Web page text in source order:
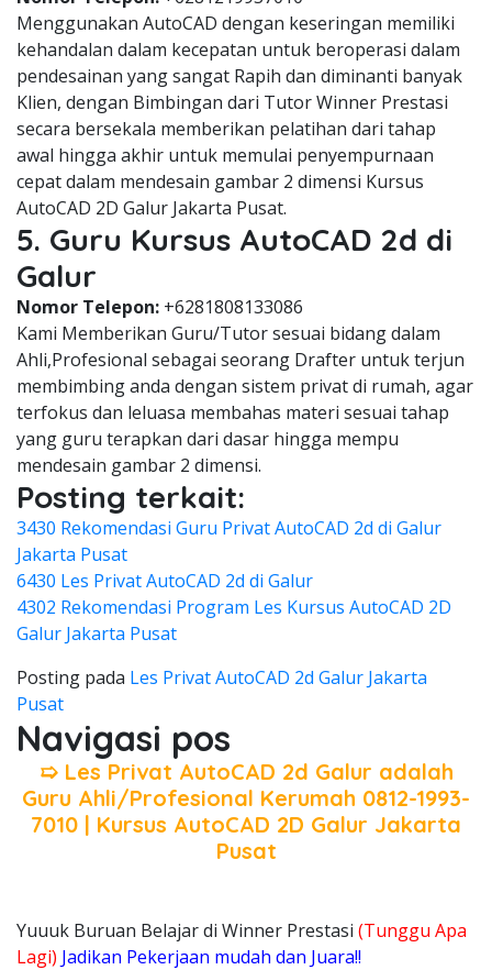
Menggunakan AutoCAD dengan keseringan memiliki
kehandalan dalam kecepatan untuk beroperasi dalam
pendesainan yang sangat Rapih dan diminanti banyak
Klien, dengan Bimbingan dari Tutor Winner Prestasi
secara bersekala memberikan pelatihan dari tahap
awal hingga akhir untuk memulai penyempurnaan
cepat dalam mendesain gambar 2 dimensi Kursus
AutoCAD 2D Galur Jakarta Pusat.
5. Guru Kursus AutoCAD 2d di
Galur
Nomor Telepon: +6281808133086
Kami Memberikan Guru/Tutor sesuai bidang dalam
Ahli,Profesional sebagai seorang Drafter untuk terjun
membimbing anda dengan sistem privat di rumah, agar
terfokus dan leluasa membahas materi sesuai tahap
yang guru terapkan dari dasar hingga mempu
mendesain gambar 2 dimensi.
Posting terkait:
3430 Rekomendasi Guru Privat AutoCAD 2d di Galur
Jakarta Pusat
6430 Les Privat AutoCAD 2d di Galur
4302 Rekomendasi Program Les Kursus AutoCAD 2D
Galur Jakarta Pusat
Posting pada Les Privat AutoCAD 2d Galur Jakarta
Pusat
Navigasi pos
➯ Les Privat AutoCAD 2d Galur adalah
Guru Ahli/Profesional Kerumah 0812-1993-
7010 | Kursus AutoCAD 2D Galur Jakarta
Pusat
Yuuuk Buruan Belajar di Winner Prestasi (Tunggu Apa
Lagi) Jadikan Pekerjaan mudah dan Juara!!